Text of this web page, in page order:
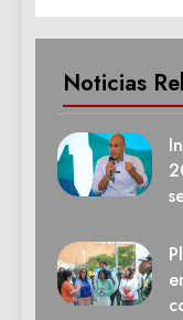
Noticias